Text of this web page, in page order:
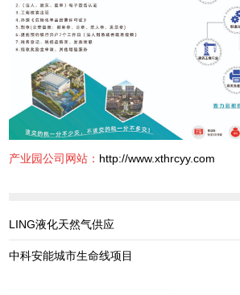
产业园公司网站： http://www.xthrcyy.com
LING液化天然气供应
中科安能城市生命线项目